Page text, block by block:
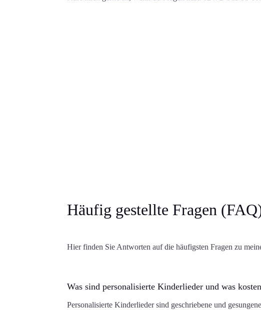
Häufig gestellte Fragen
Hier finden Sie Antworten auf die häufigsten Fragen zu
Was sind personalisierte Kinderlieder und was
Personalisierte Kinderlieder sind geschriebene und